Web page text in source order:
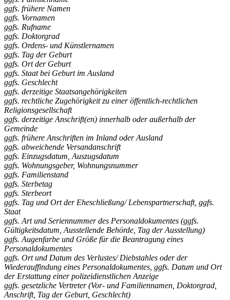
ggfs. frühere Namen
ggfs. Vornamen
ggfs. Rufname
ggfs. Doktorgrad
ggfs. Ordens- und Künstlernamen
ggfs. Tag der Geburt
ggfs. Ort der Geburt
ggfs. Staat bei Geburt im Ausland
ggfs. Geschlecht
ggfs. derzeitige Staatsangehörigkeiten
ggfs. rechtliche Zugehörigkeit zu einer öffentlich-rechtlichen
Religionsgesellschaft
ggfs. derzeitige Anschrift(en) innerhalb oder außerhalb der
Gemeinde
ggfs. frühere Anschriften im Inland oder Ausland
ggfs. abweichende Versandanschrift
ggfs. Einzugsdatum, Auszugsdatum
ggfs. Wohnungsgeber, Wohnungsnummer
ggfs. Familienstand
ggfs. Sterbetag
ggfs. Sterbeort
ggfs. Tag und Ort der Eheschließung/ Lebenspartnerschaft, ggfs.
Staat
ggfs. Art und Seriennummer des Personaldokumentes (ggfs.
Gültigkeitsdatum, Ausstellende Behörde, Tag der Ausstellung)
ggfs. Augenfarbe und Größe für die Beantragung eines
Personaldokumentes
ggfs. Ort und Datum des Verlustes/ Diebstahles oder der
Wiederauffindung eines Personaldokumentes, ggfs. Datum und Ort
der Erstattung einer polizeidienstlichen Anzeige
ggfs. gesetzliche Vertreter (Vor- und Familiennamen, Doktorgrad,
Anschrift, Tag der Geburt, Geschlecht)